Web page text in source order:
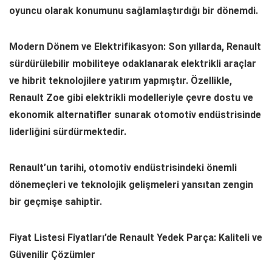
oyuncu olarak konumunu sağlamlaştırdığı bir dönemdi.
Modern Dönem ve Elektrifikasyon: Son yıllarda, Renault
sürdürülebilir mobiliteye odaklanarak elektrikli araçlar
ve hibrit teknolojilere yatırım yapmıştır. Özellikle,
Renault Zoe gibi elektrikli modelleriyle çevre dostu ve
ekonomik alternatifler sunarak otomotiv endüstrisinde
liderliğini sürdürmektedir.
Renault’un tarihi, otomotiv endüstrisindeki önemli
dönemeçleri ve teknolojik gelişmeleri yansıtan zengin
bir geçmişe sahiptir.
Fiyat Listesi Fiyatları’de Renault Yedek Parça: Kaliteli ve
Güvenilir Çözümler